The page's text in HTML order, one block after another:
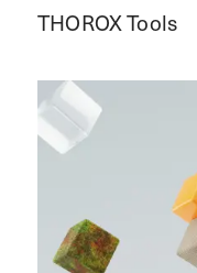
THOROX Tools